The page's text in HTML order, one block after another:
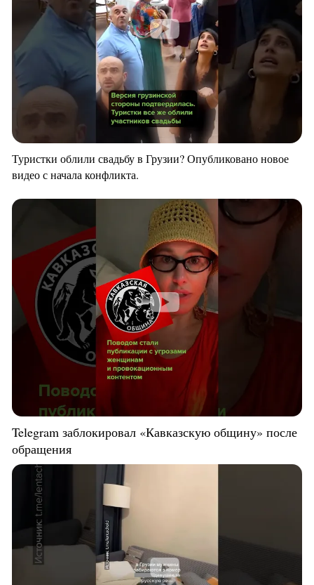
Туристки облили свадьбу в Грузии? Опубликовано новое
видео с начала конфликта.
Telegram заблокировал «Кавказскую общину» после
обращения